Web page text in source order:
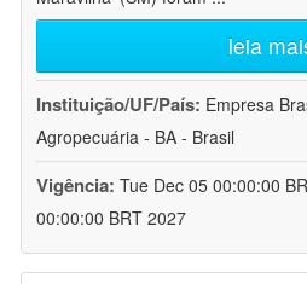
leia
Instituição/UF/País: Empresa
Agropecuária - BA - Brasil
Vigência: Tue Dec 05 00:00:00
00:00:00 BRT 2027